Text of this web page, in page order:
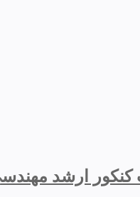
ارشد مهندسی